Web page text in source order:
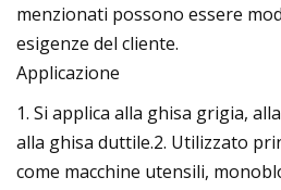
menzionati possono essere
esigenze del cliente.
Applicazione
1. Si applica alla ghisa grigia,
alla ghisa duttile.2. Utilizzato
come macchine utensili,